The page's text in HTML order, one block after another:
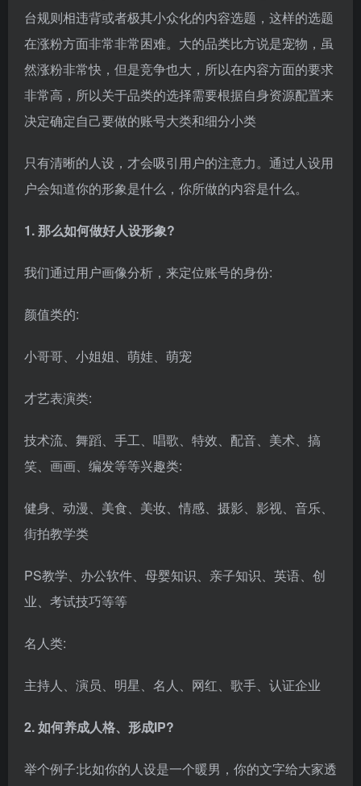
户会知道你的形象是什么，你所做的内容是什么。
我们通过用户画像分析，来定位账号的身份:
小哥哥、小姐姐、萌娃、萌宠
才艺表演类:
技术流、舞蹈、手工、唱歌、特效、配音、美术、搞
街拍教学类
PS教学、办公软件、母婴知识、亲子知识、英语、创
名人类:
主持人、演员、明星、名人、网红、歌手、认证企业
举个例子:比如你的人设是一个暖男，你的文字给大家透
愈，而不是看了你的文字，感觉读一个冷冰冰的科普
1. 剪映（最常用）